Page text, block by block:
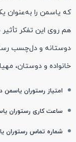
که یاسمن را به‌عنوان
هم روی این تفکر
دوستانه و دل‌چسب
خانواده و دوستان،
امتیاز رستوران یاسمن
ساعت کاری رستوران
شماره تماس رستوران